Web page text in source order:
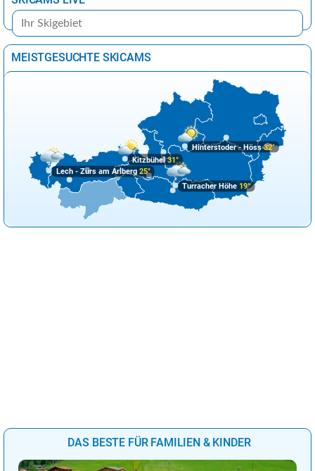
MEISTGESUCHTE SKICAMS
Lech - Zürs am Arlberg25°
Kitzbühel31°
Hinterstoder - Höss32°
Turracher Höhe 19°
DAS BESTE FÜR FAMILIEN & KINDER